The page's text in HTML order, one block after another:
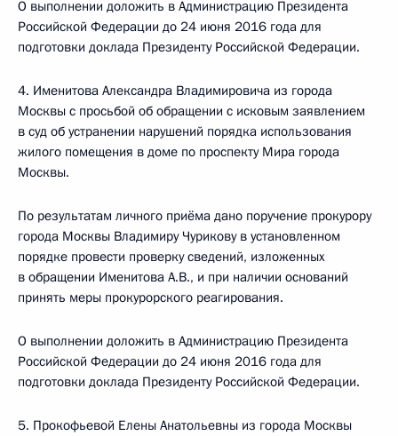
О выполнении доложить в Администрацию Президента
Российской Федерации до 24 июня 2016 года для
подготовки доклада Президенту Российской Федерации.
4. Именитова Александра Владимировича из города
Москвы с просьбой об обращении с исковым заявлением
в суд об устранении нарушений порядка использования
жилого помещения в доме по проспекту Мира города
Москвы.
По результатам личного приёма дано поручение прокурору
города Москвы Владимиру Чурикову в установленном
порядке провести проверку сведений, изложенных
в обращении Именитова А.В., и при наличии оснований
принять меры прокурорского реагирования.
О выполнении доложить в Администрацию Президента
Российской Федерации до 24 июня 2016 года для
подготовки доклада Президенту Российской Федерации.
5. Прокофьевой Елены Анатольевны из города Москвы